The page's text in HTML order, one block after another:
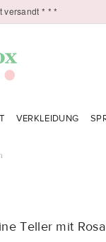
versandt * * *
VERKLEIDUNG
Teller mit